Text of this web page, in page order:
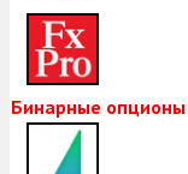
Бинарные опционы